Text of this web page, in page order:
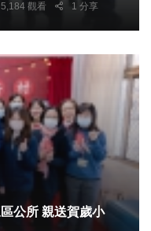
5,184 觀看 1 分享